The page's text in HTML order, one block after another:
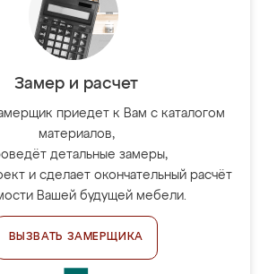
Замер и расчет
приедет к Вам с каталогом
материалов,
детальные замеры,
и сделает окончательный расчёт
Вашей будущей мебели.
ВЫЗВАТЬ ЗАМЕРЩИКА